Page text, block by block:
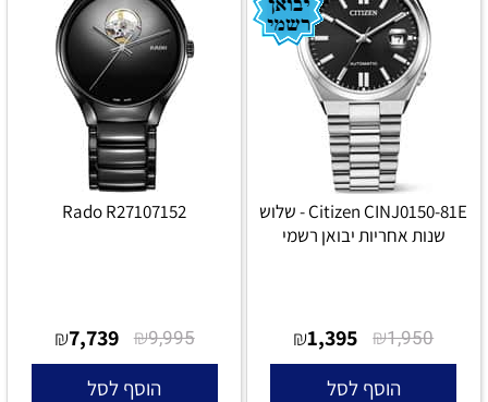
Citizen CINJ0150-81E - שלוש
שנות אחריות יבואן רשמי
₪1,950
₪1,395
הוסף לסל
Rado R27107152
₪9,995
₪7,739
הוסף לסל